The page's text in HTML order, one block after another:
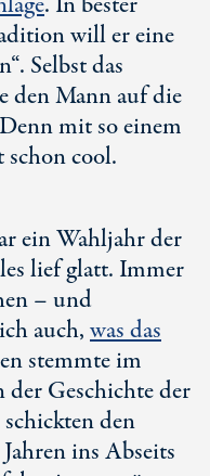
will er eine
Selbst das
den Mann auf die
mit so einem
cool.
ein Wahljahr der
lief glatt. Immer
– und
auch,was das
stemmte im
Geschichte der
den
ins Abseits